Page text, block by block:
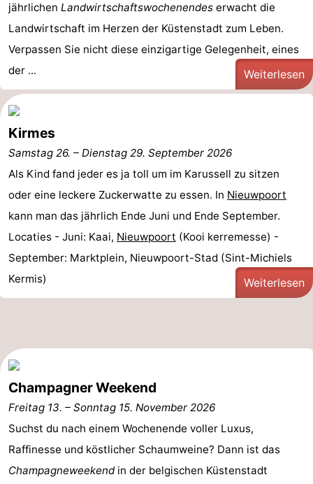
jährlichen Landwirtschaftswochenendes erwacht die
Landwirtschaft im Herzen der Küstenstadt zum Leben.
Verpassen Sie nicht diese einzigartige Gelegenheit, eines
der ...
Weiterlesen
Kirmes
Samstag 26. – Dienstag 29. September 2026
Als Kind fand jeder es ja toll um im Karussell zu sitzen
oder eine leckere Zuckerwatte zu essen. In Nieuwpoort
kann man das jährlich Ende Juni und Ende September.
Locaties - Juni: Kaai, Nieuwpoort (Kooi kerremesse) -
September: Marktplein, Nieuwpoort-Stad (Sint-Michiels
Kermis)
Weiterlesen
Champagner Weekend
Freitag 13. – Sonntag 15. November 2026
Suchst du nach einem Wochenende voller Luxus,
Raffinesse und köstlicher Schaumweine? Dann ist das
Champagneweekendin der belgischen Küstenstadt